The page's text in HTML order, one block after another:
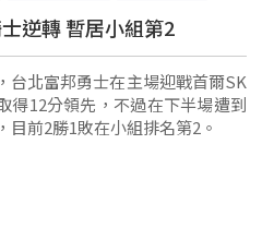
逆轉 暫居小組第2
台北富邦勇士在主場迎戰首爾SK
得12分領先，不過在下半場遭到
目前2勝1敗在小組排名第2。